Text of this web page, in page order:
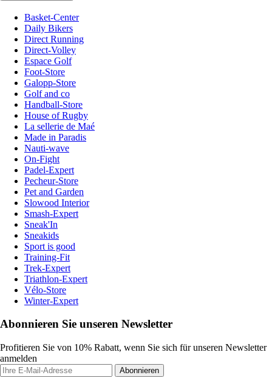
Basket-Center
Daily Bikers
Direct Running
Direct-Volley
Espace Golf
Foot-Store
Galopp-Store
Golf and co
Handball-Store
House of Rugby
La sellerie de Maé
Made in Paradis
Nauti-wave
On-Fight
Padel-Expert
Pecheur-Store
Pet and Garden
Slowood Interior
Smash-Expert
Sneak'In
Sneakids
Sport is good
Training-Fit
Trek-Expert
Triathlon-Expert
Vélo-Store
Winter-Expert
Abonnieren Sie unseren Newsletter
Profitieren Sie von 10% Rabatt, wenn Sie sich für unseren Newsletter
anmelden
Abonnieren